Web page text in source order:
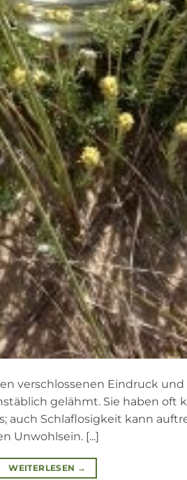
verschlossenen Eindruck und
gelähmt. Sie haben oft
auch Schlaflosigkeit kann
Unwohlsein. [...]
WEITERLESEN →